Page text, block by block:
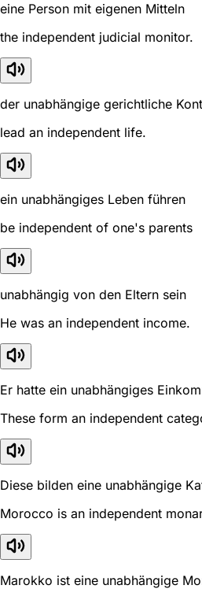
eine Person mit eigenen Mitteln
the independent judicial monitor.
der unabhängige gerichtliche
lead an independent life.
ein unabhängiges Leben führen
be independent of one's parents
unabhängig von den Eltern sein
He was an independent income.
Er hatte ein unabhängiges
These form an independent
Diese bilden eine unabhängige
Morocco is an independent
Marokko ist eine unabhängige